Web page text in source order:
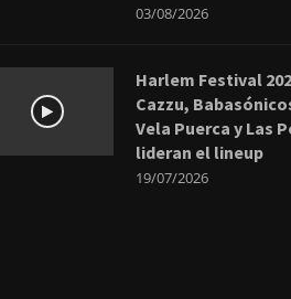
03/08/2026
Harlem Festival
Cazzu,
Vela Puerca y Las
lideran el lineup
19/07/2026